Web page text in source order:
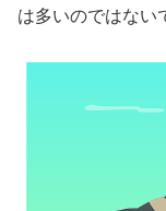
は多いのではない